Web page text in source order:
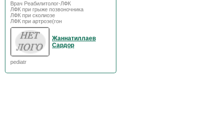
Врач Реабилитолог-ЛФК
ЛФК при грыже позвоночника
ЛФК при сколиозе
ЛФК при артрозе(гон
Жаннатиллаев
Сардор
pediatr